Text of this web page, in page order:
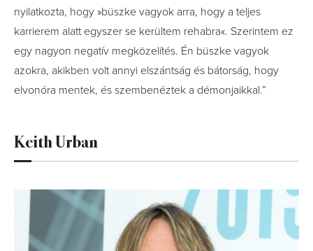
nyilatkozta, hogy »büszke vagyok arra, hogy a teljes
karrierem alatt egyszer se kerültem rehabra«. Szerintem ez
egy nagyon negatív megközelítés. Én büszke vagyok
azokra, akikben volt annyi elszántság és bátorság, hogy
elvonóra mentek, és szembenéztek a démonjaikkal.”
Keith Urban